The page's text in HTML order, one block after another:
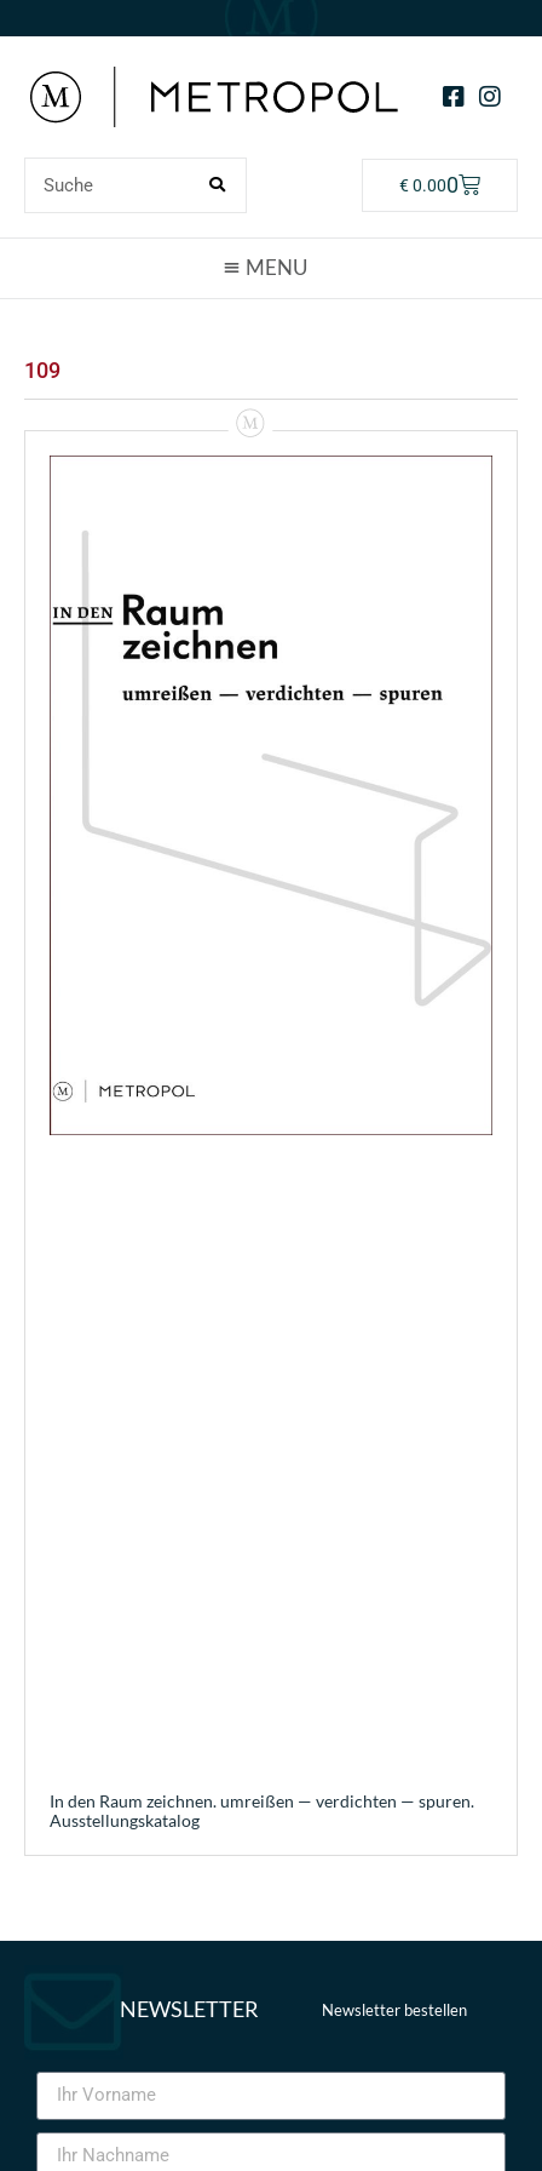
€0.000
109
In den Raum zeichnen. umreißen — verdichten — spuren.
Ausstellungskatalog
NEWSLETTER Newsletter bestellen